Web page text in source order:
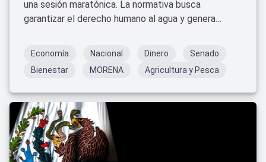
una sesión maratónica. La normativa busca
garantizar el derecho humano al agua y genera
Economía Nacional Dinero
Senado
Bienestar
MORENA Agricultura y Pesca